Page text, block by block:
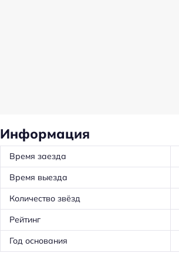
Оборудование для кухни: кофеварка
Оборудование для кухни: плита
Трансфер: платный
Удобства в номерах
Кухня/кухонный уголок в номере
Стиральная машина
Информация
Время заезда
Время выезда
Количество звёзд
Рейтинг
Год основания